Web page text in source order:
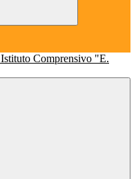
Istituto Comprensivo "E.